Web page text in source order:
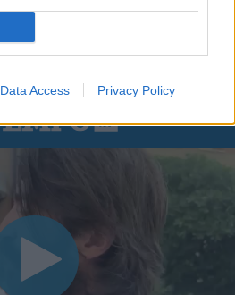
Data Access Privacy Policy